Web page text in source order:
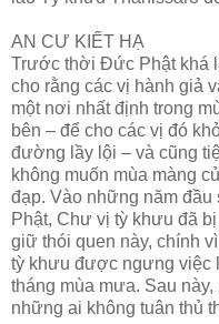
AN CƯ KIẾT HẠ
Trước thời Đức Phật khá
cho rằng các vị hành giả
một nơi nhất định trong
bên – để cho các vị đó
đường lầy lội – và cũng
không muốn mùa màng
đạp. Vào những năm
Phật, Chư vị tỳ khưu đã
giữ thói quen này, chính
tỳ khưu được ngưng việc
tháng mùa mưa. Sau
những ai không tuân thủ